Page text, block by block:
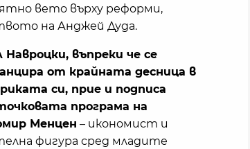
вето върху реформи,
на Анджей Дуда.
Навроцки, въпреки че се
от крайната десница в
си, прие и подписа
програма на
Менцен – икономист и
фигура сред младите